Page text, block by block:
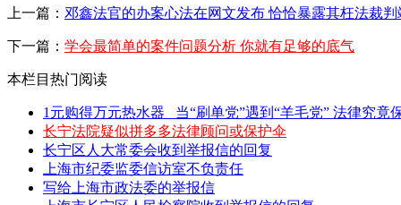
上一篇： 邓鑫法官的办案心法在网文发布 恰恰暴露其枉法裁判
下一篇： 学会最简单的案件问题分析 你就有足够的底气
本栏目热门阅读
1元购得万元热水器 _当“刷单党”遇到“羊毛党” 法律究竟
长宁法院疑似拼多多法律顾问或保护伞
长宁区人大常委会收到举报信的回复
上海市纪委监委信访室不负责任
写给上海市政法委的举报信